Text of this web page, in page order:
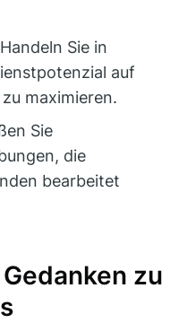
Handeln Sie in
auf
maximieren.
Sie
die
bearbeitet
zu